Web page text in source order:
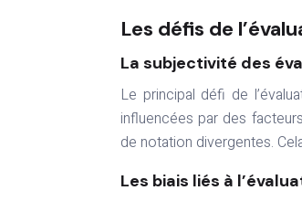
Les défis de
La subjectivité des
Le principal défi de
influencées par des
de notation divergentes.
Les biais liés à